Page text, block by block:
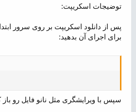
توضیجات اسکریپت:
پس از دانلود اسکریپت بر روی سرور
برای اجرای آن بدهید:
سپس با ویرایشگری مثل نانو فایل رو باز